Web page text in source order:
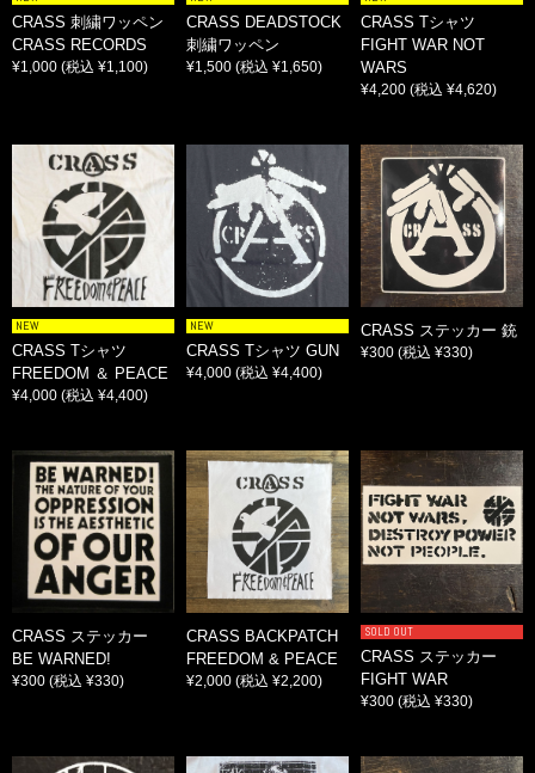
CRASS 刺繍ワッペン
CRASS RECORDS
¥1,000 (税込 ¥1,100)
CRASS DEADSTOCK
刺繍ワッペン
¥1,500 (税込 ¥1,650)
CRASS Tシャツ
FIGHT WAR NOT
WARS
¥4,200 (税込 ¥4,620)
NEW
CRASS Tシャツ
FREEDOM ＆ PEACE
¥4,000 (税込 ¥4,400)
NEW
CRASS Tシャツ GUN
¥4,000 (税込 ¥4,400)
CRASS ステッカー 銃
¥300 (税込 ¥330)
CRASS ステッカー
BE WARNED!
¥300 (税込 ¥330)
CRASS BACKPATCH
FREEDOM & PEACE
¥2,000 (税込 ¥2,200)
SOLD OUT
CRASS ステッカー
FIGHT WAR
¥300 (税込 ¥330)